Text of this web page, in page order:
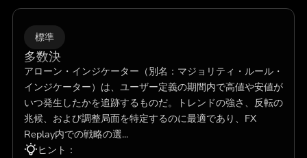
標準
多数決
アローン・インジケーター（別名：マジョリティ・ルール・
インジケーター）は、ユーザー定義の期間内で高値や安値が
いつ発生したかを追跡するものだ。トレンドの強さ、反転の
兆候、および調整局面を特定するのに最適であり、FX
Replay内での戦略の選...
ヒント：